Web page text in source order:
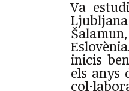
Va
inicis
els anys